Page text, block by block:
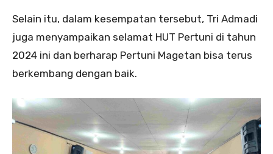
Selain itu, dalam kesempatan tersebut, Tri Admadi
juga menyampaikan selamat HUT Pertuni di tahun
2024 ini dan berharap Pertuni Magetan bisa terus
berkembang dengan baik.